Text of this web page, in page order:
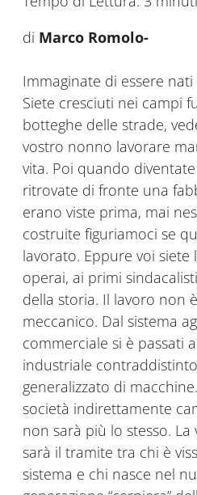
di Marco Romolo-
Immaginate di essere nati
Siete cresciuti nei campi
botteghe delle strade,
vostro nonno lavorare
vita. Poi quando
ritrovate di fronte una
erano viste prima, mai
costruite figuriamoci se
lavorato. Eppure voi siete
operai, ai primi
della storia. Il lavoro non
meccanico. Dal sistema
commerciale si è passati
industriale contraddistinto
generalizzato di
società indirettamente
non sarà più lo stesso.
sarà il tramite tra chi è
sistema e chi nasce nel